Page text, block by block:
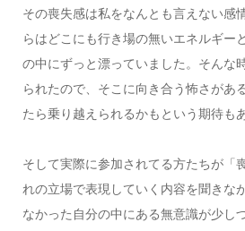
その喪失感は私をなんとも言えない感
らはどこにも行き場の無いエネルギー
の中にずっと漂っていました。そんな
られたので、そこに向き合う怖さがあ
たら乗り越えられるかもという期待も
そして実際に参加されてる方たちが「
れの立場で表現していく内容を聞きな
なかった自分の中にある無意識が少し